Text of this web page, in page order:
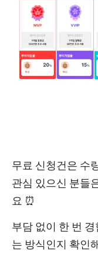
무료 신청건은 수
관심 있으신 분들
요 ⏰
부담 없이 한 번
는 방식인지 확인